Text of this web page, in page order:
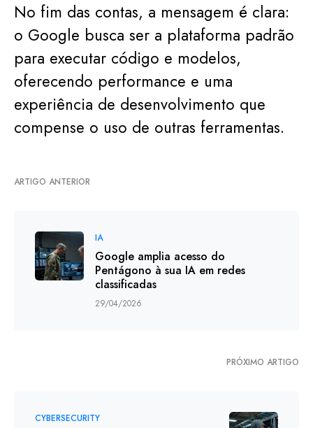
No fim das contas, a mensagem é clara:
o Google busca ser a plataforma padrão
para executar código e modelos,
oferecendo performance e uma
experiência de desenvolvimento que
compense o uso de outras ferramentas.
ARTIGO ANTERIOR
IA
Google amplia acesso do
Pentágono à sua IA em redes
classificadas
29/04/2026
PRÓXIMO ARTIGO
CYBERSECURITY